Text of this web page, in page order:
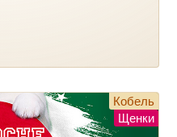
Кобель
Щенки